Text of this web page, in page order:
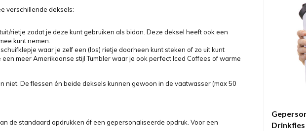
verschillende deksels:
rietje zodat je deze kunt gebruiken als bidon. Deze deksel heeft ook een
kunt nemen.
waar je zelf een (los) rietje doorheen kunt steken of zo uit kunt
meer Amerikaanse stijl Tumbler waar je ook perfect Iced Coffees of warme
niet. De flessen én beide deksels kunnen gewoon in de vaatwasser (max 50
de standaard opdrukken óf een gepersonaliseerde opdruk. Voor een
Drinkfles